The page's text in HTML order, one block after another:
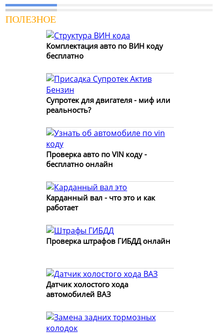
ПОЛЕЗНОЕ
Комплектация авто по ВИН коду
бесплатно
Супротек для двигателя - миф или
реальность?
Проверка авто по VIN коду -
бесплатно онлайн
Карданный вал - что это и как
работает
Проверка штрафов ГИБДД онлайн
Датчик холостого хода
автомобилей ВАЗ